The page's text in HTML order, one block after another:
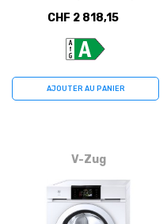
CHF 2 818,15
AJOUTER AU PANIER
V-Zug